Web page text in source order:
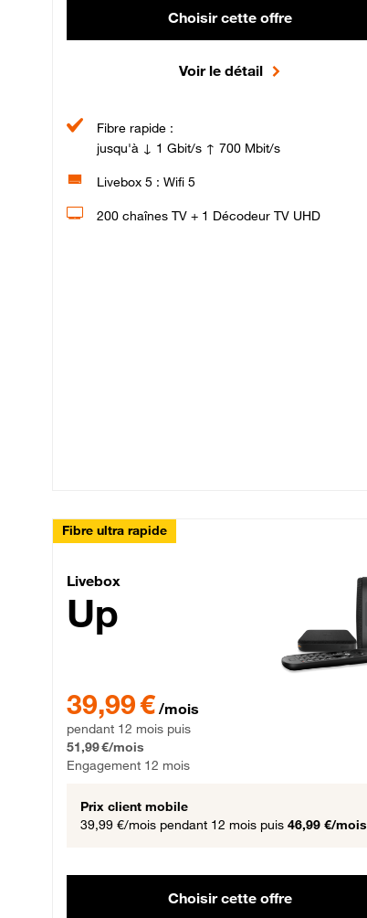
Choisir cette offre
Voir le détail
Fibre rapide :
jusqu'à ↓ 1 Gbit/s ↑ 700 Mbit/s
Livebox 5 : Wifi 5
200 chaînes TV + 1 Décodeur TV UHD
Fibre ultra rapide
Livebox Up Fibre
Livebox
Up
39,99 € /mois
pendant 12 mois puis
51,99 €/mois
Engagement 12 mois
Prix client mobile
39,99 €/mois pendant 12 mois puis 46,99 €/mois
Choisir cette offre